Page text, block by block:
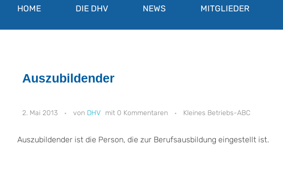
HOME DIE DHV NEWS MITGLIEDER
Auszubildender
2. Mai 2013 DHV 0 Kommentaren Kleines Betriebs-ABC
Auszubildender ist die Person, die zur Berufsausbildung eingestellt ist.